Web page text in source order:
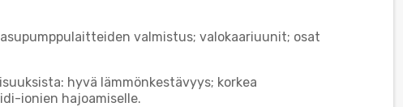
valmistus; valokaariuunit; osat
hyvä lämmönkestävyys; korkea
ionien hajoamiselle.